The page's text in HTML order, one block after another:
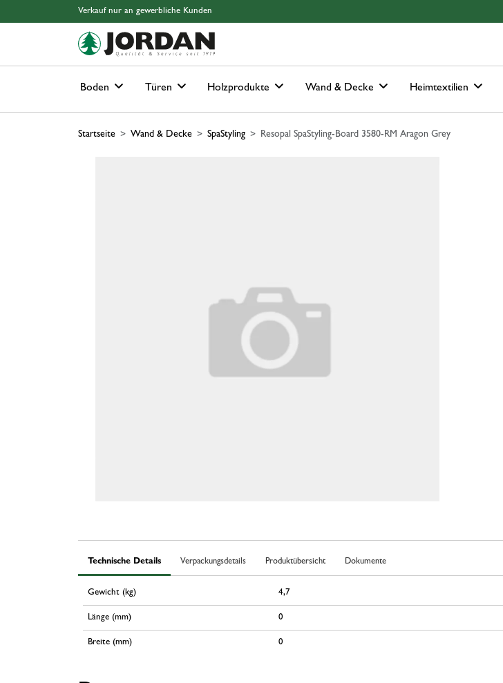
Springe zu Hauptinhalt Springe zum Header Springe zum Footer
Verkauf nur an gewerbliche Kunden
Boden Türen Holzprodukte Wand & Decke Heimtextilien
Startseite Wand & Decke SpaStyling Resopal SpaStyling-Board 3580-RM Aragon Grey
Technische Details Verpackungsdetails Produktübersicht Dokumente
Gewicht (kg) 4,7
Länge (mm) 0
Breite (mm) 0